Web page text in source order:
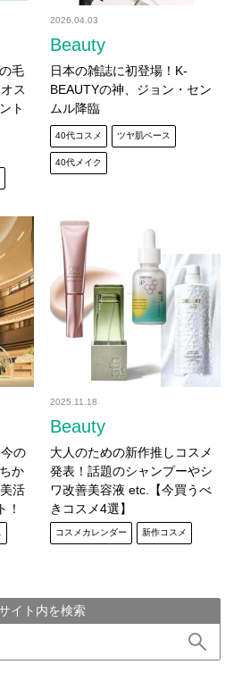
毛
ス
ト
Beauty
2026.04.03
日本の雑誌に初登場！K-
BEAUTYの神、ジョン・セン
ムル降臨
40代コスメ ツヤ肌ベース
40代メイク
の
か
活
！
Beauty
2025.11.18
大人のための新作推しコスメ
発表！話題のシャンプーやシ
ワ改善美容液 etc.【今買うべ
きコスメ4選】
コスメカレンダー 新作コスメ
イト内を検索